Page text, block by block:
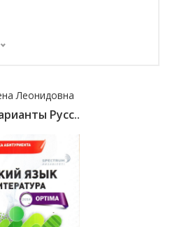
Леонидовна
Русс..